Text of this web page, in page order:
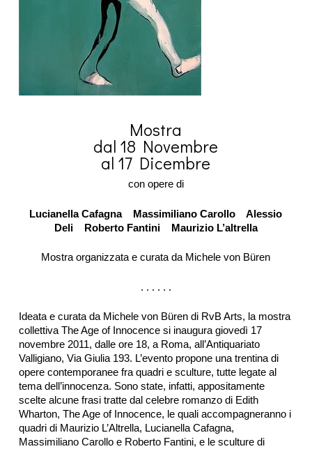
Mostra
dal 18 Novembre
al 17 Dicembre
con opere di
Lucianella Cafagna Massimiliano Carollo Alessio
Deli Roberto Fantini Maurizio L’altrella
Mostra organizzata e curata da Michele von Büren
. . . . . .
Ideata e curata da Michele von Büren di RvB Arts, la mostra
collettiva The Age of Innocence si inaugura giovedì 17
novembre 2011, dalle ore 18, a Roma, all’Antiquariato
Valligiano, Via Giulia 193. L’evento propone una trentina di
opere contemporanee fra quadri e sculture, tutte legate al
tema dell’innocenza. Sono state, infatti, appositamente
scelte alcune frasi tratte dal celebre romanzo di Edith
Wharton, The Age of Innocence, le quali accompagneranno i
quadri di Maurizio L’Altrella, Lucianella Cafagna,
Massimiliano Carollo e Roberto Fantini, e le sculture di